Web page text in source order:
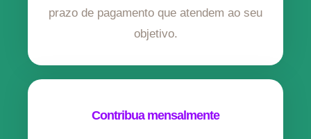
prazo de pagamento que atendem ao seu
objetivo.
Contribua mensalmente